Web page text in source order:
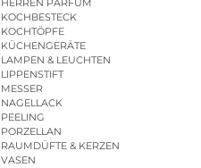
HERREN PARFUM
KOCHBESTECK
KOCHTÖPFE
KÜCHENGERÄTE
LAMPEN & LEUCHTEN
LIPPENSTIFT
MESSER
NAGELLACK
PEELING
PORZELLAN
RAUMDÜFTE & KERZEN
VASEN